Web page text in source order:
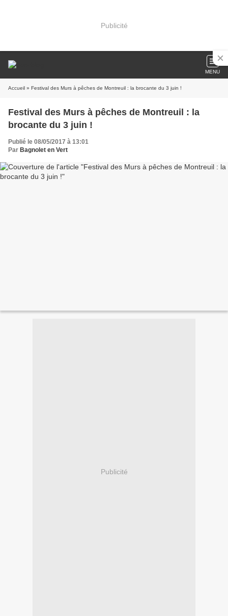
Publicité
MENU
Accueil » Festival des Murs à pêches de Montreuil : la brocante du 3 juin !
Festival des Murs à pêches de Montreuil : la
brocante du 3 juin !
Publié le 08/05/2017 à 13:01
Par Bagnolet en Vert
Publicité